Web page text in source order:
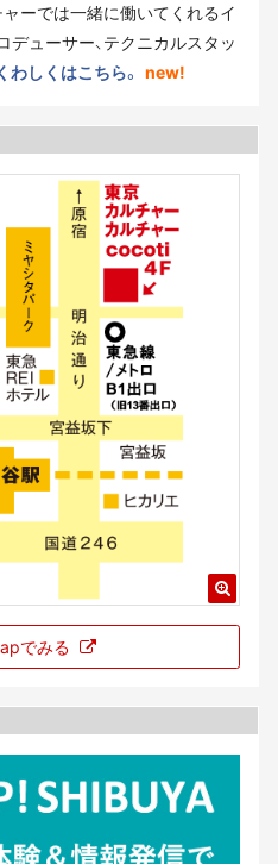
ーでは一緒に働いてくれるイ
デューサー、テクニカルスタッ
わしくはこちら。 new!
でみる